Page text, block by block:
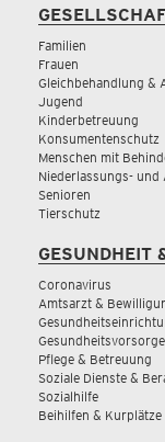
Familien
Frauen
Gleichbehandlung &
Jugend
Kinderbetreuung
Konsumentenschutz
Menschen mit
Niederlassungs-
Senioren
Tierschutz
GESUNDHEIT
Coronavirus
Amtsarzt &
Pflege & Betreuung
Soziale Dienste &
Sozialhilfe
Beihilfen & Kurplätze